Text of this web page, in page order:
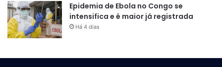
Epidemia de Ebola no Congo se
intensifica e é maior já registrada
Há 4 dias